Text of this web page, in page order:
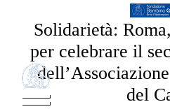
Solidarietà:
per celebrare il
del